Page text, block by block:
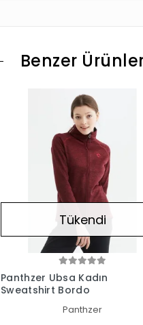
Benzer
Tükendi
Panthzer Ubsa Kadın
Sweatshirt Bordo
Panthzer